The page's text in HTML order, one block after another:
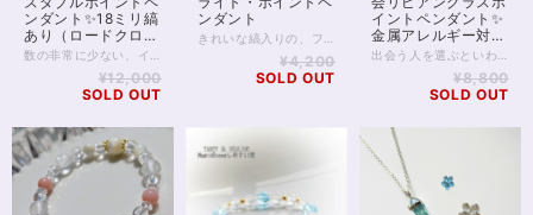
ンダント✨18ミリ縞
あり（ロードクロサ
イト）
¥12,000
SOLD OUT
ンダント
¥4,200
SOLD OUT
イントペンダント✨
金属アレルギー対応
50cmサージカルス
¥8,800
SOLD OUT